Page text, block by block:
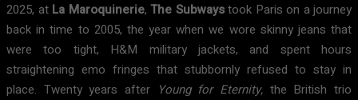
2025, at La Maroquinerie, The Subwaystook Paris on a journey
back in time to 2005, the year when we wore skinny jeans that
were too tight, H&M military jackets, and spent hours
straightening emo fringes that stubbornly refused to stay in
place. Twenty years after Young for Eternity, the British trio